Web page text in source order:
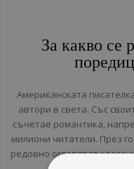
За какво се
Американската
автори в света. Със
съчетае романтика,
милиони читатели. През
редовно оглавяват